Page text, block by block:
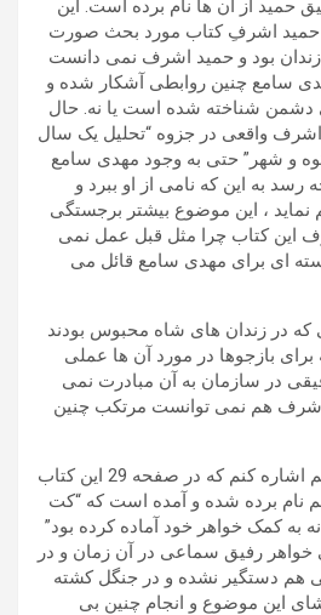
حمید از آن ها نام برده است. این
اشرفِ کتاب مورد بحث صورت
بود و حمید اشرف نمی دانست
سامع چنین روابطی آشکار شده و
دشمن شناخته شده است یا نه. حال
اشرف واقعی در جزوه “تحلیل یک سال
و شهر” حتی به وجود مهدی سامع
به این که نامی از او ببرد و
نماید ، این موضوع بیشتر برجستگی
این کتاب چرا مثل قبل عمل نمی
ای برای مهدی سامع قائل می
که در زندان های شاه محبوس بودند
بازجوها در مورد آن ها عملی
در سازمان به آن مبادرت نمی
هم نمی توانست مرتکب چنین
همین جا به این موضوع هم اشاره کنم که در صفحه 29 این کتاب
نام برده شده و آمده است که “کت
به کمک خواهر خود آماده کرده بود”
خواهر رفیق سماعی در آن زمان و در
دستگیر نشده و در جنگل کشته
این موضوع و انجام چنین بی